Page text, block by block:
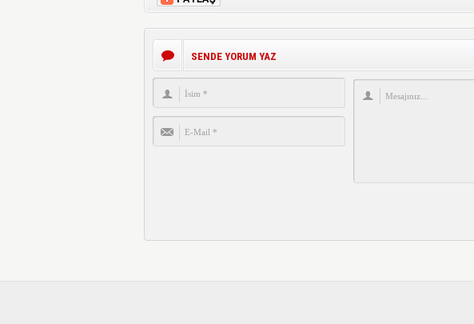
SENDE YORUM YAZ